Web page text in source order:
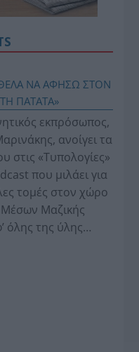
ΝΑ ΑΦΗΣΩ ΣΤΟΝ
ΠΑΤΑΤΑ»
εκπρόσωπος,
ανοίγει τα
στις «Τυπολογίες»
που μιλάει για
τομές στον χώρο
Μαζικής
όλης της ύλης